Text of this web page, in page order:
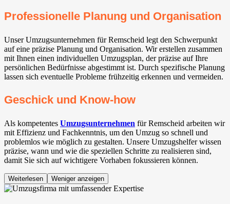
Professionelle Planung und Organisation
Unser Umzugsunternehmen für Remscheid legt den Schwerpunkt
auf eine präzise Planung und Organisation. Wir erstellen zusammen
mit Ihnen einen individuellen Umzugsplan, der präzise auf Ihre
persönlichen Bedürfnisse abgestimmt ist. Durch spezifische Planung
lassen sich eventuelle Probleme frühzeitig erkennen und vermeiden.
Geschick und Know-how
Als kompetentes Umzugsunternehmen für Remscheid arbeiten wir
mit Effizienz und Fachkenntnis, um den Umzug so schnell und
problemlos wie möglich zu gestalten. Unsere Umzugshelfer wissen
präzise, wann und wie die speziellen Schritte zu realisieren sind,
damit Sie sich auf wichtigere Vorhaben fokussieren können.
Weiterlesen Weniger anzeigen